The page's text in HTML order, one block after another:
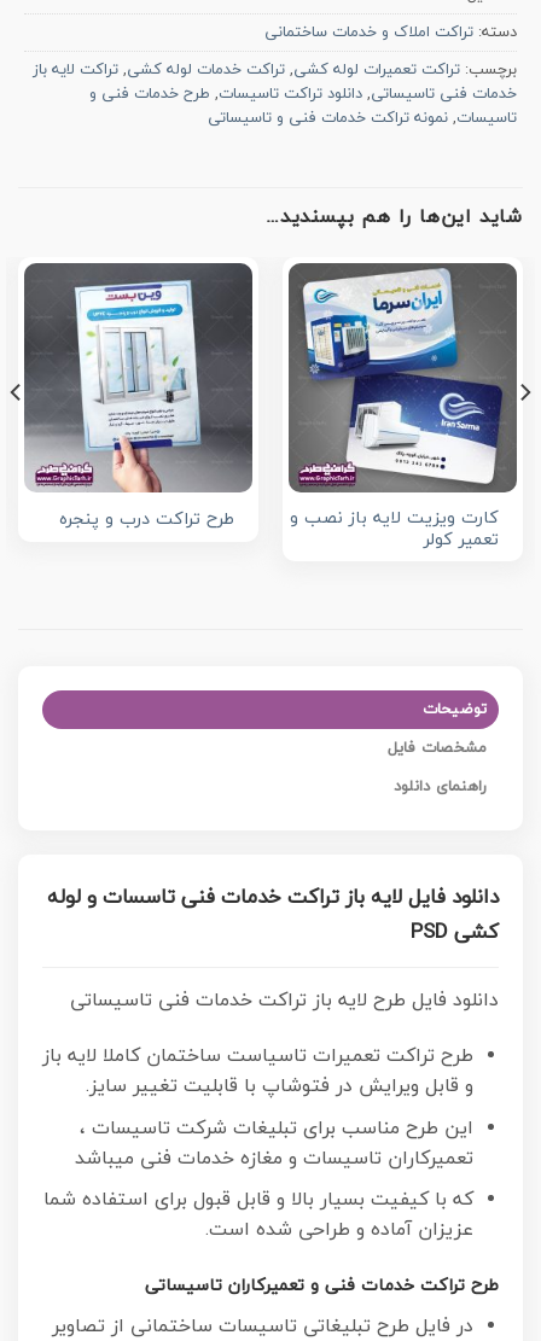
دسته: تراکت املاک و خدمات ساختمانی
برچسب: تراکت تعمیرات لوله کشی, تراکت خدمات لوله کشی, تراکت لایه باز
خدمات فنی تاسیساتی, دانلود تراکت تاسیسات, طرح خدمات فنی و
تاسیسات, نمونه تراکت خدمات فنی و تاسیساتی
شاید این‌ها را هم بپسندید…
کارت ویزیت لایه باز نصب و
تعمیر کولر
طرح تراکت درب و پنجره
توضیحات
مشخصات فایل
راهنمای دانلود
دانلود فایل لایه باز تراکت خدمات فنی تاسسات و لوله
کشی PSD
دانلود فایل طرح لایه باز تراکت خدمات فنی تاسیساتی
طرح تراکت تعمیرات تاسیاست ساختمان کاملا لایه باز
و قابل ویرایش در فتوشاپ با قابلیت تغییر سایز.
این طرح مناسب برای تبلیغات شرکت تاسیسات ،
تعمیرکاران تاسیسات و مغازه خدمات فنی میباشد
که با کیفیت بسیار بالا و قابل قبول برای استفاده شما
عزیزان آماده و طراحی شده است.
طرح تراکت خدمات فنی و تعمیرکاران تاسیساتی
در فایل طرح تبلیغاتی تاسیسات ساختمانی از تصاویر